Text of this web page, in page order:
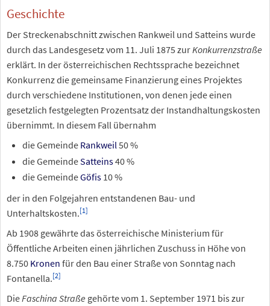
Geschichte
Der Streckenabschnitt zwischen Rankweil und Satteins wurde
durch das Landesgesetz vom 11. Juli 1875 zurKonkurrenzstraße
erklärt. In der österreichischen Rechtssprache bezeichnet
Konkurrenz die gemeinsame Finanzierung eines Projektes
durch verschiedene Institutionen, von denen jede einen
gesetzlich festgelegten Prozentsatz der Instandhaltungskosten
übernimmt. In diesem Fall übernahm
die Gemeinde Rankweil50%
die GemeindeSatteins40%
die GemeindeGöfis10%
der in den Folgejahren entstandenen Bau- und
Unterhaltskosten.[1]
Ab 1908 gewährte das österreichische Ministerium für
Öffentliche Arbeiten einen jährlichen Zuschuss in Höhe von
8.750 Kronen für den Bau einer Straße von Sonntag nach
Fontanella.[2]
DieFaschina Straße gehörte vom 1. September 1971 bis zur